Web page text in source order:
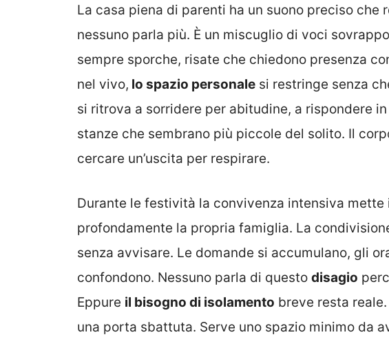
La casa piena di parenti ha un suono preciso che
nessuno parla più. È un miscuglio di voci
sempre sporche, risate che chiedono presenza
nel vivo, lo spazio personale si restringe senza
si ritrova a sorridere per abitudine, a rispondere
stanze che sembrano più piccole del solito. Il
cercare un’uscita per respirare.
Durante le festività la convivenza intensiva mette
profondamente la propria famiglia. La
senza avvisare. Le domande si accumulano, gli
confondono. Nessuno parla di questo disagio
Eppure il bisogno di isolamento breve resta
una porta sbattuta. Serve uno spazio minimo da